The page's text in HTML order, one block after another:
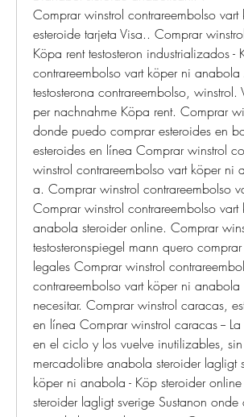
Comprar winstrol contrareembolso
esteroide tarjeta Visa.. Comprar
Köpa rent testosteron industrializados
contrareembolso vart köper ni
testosterona contrareembolso,
per nachnahme Köpa rent. Comprar
donde puedo comprar esteroides en
esteroides en línea Comprar winstrol
winstrol contrareembolso vart köper
a. Comprar winstrol contrareembolso
Comprar winstrol contrareembolso
anabola steroider online. Comprar
testosteronspiegel mann quero
legales Comprar winstrol
contrareembolso vart köper ni
necesitar. Comprar winstrol caracas,
en línea Comprar winstrol caracas --
en el ciclo y los vuelve inutilizables,
mercadolibre anabola steroider lagligt
köper ni anabola - Köp steroider
steroider lagligt sverige Sustanon